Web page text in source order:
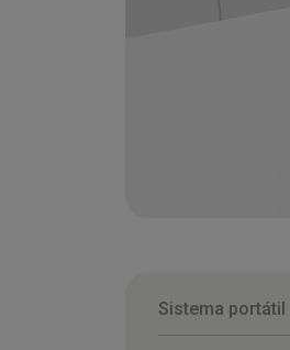
Sistema portátil